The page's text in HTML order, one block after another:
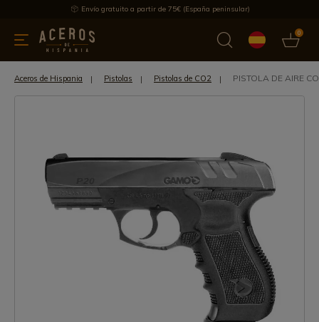
Envío gratuito a partir de 75€ (España peninsular)
0
menaje Ofertas Ultimas novedades Los más vendidos
Aceros de Hispania Pistolas Pistolas de CO2 PISTOLA DE AIRE